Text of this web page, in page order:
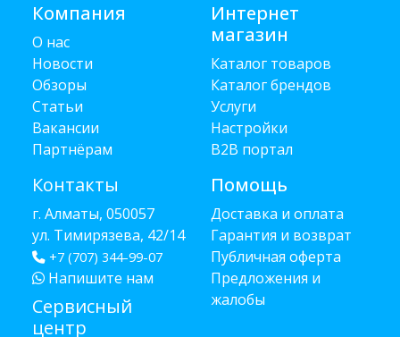
Компания
О нас
Новости
Обзоры
Статьи
Вакансии
Партнёрам
Контакты
г. Алматы, 050057
ул. Тимирязева, 42/14
+7 (707) 344-99-07
Напишите нам
Сервисный
центр
Интернет
магазин
Каталог товаров
Каталог брендов
Услуги
Настройки
B2B портал
Помощь
Доставка и оплата
Гарантия и возврат
Публичная оферта
Предложения и
жалобы